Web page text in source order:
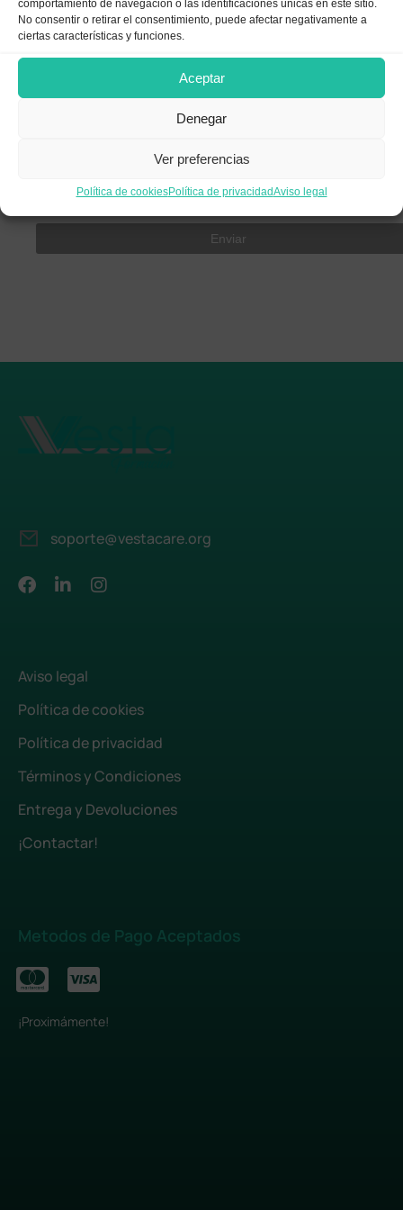
comportamiento de navegación o las identificaciones únicas en este sitio.
No consentir o retirar el consentimiento, puede afectar negativamente a
ciertas características y funciones.
Aceptar
Denegar
Ver preferencias
Política de cookiesPolítica de privacidadAviso legal
Guarda mi nombre, correo electrónico y web en este
navegador para la próxima vez que comente.
Enviar
soporte@vestacare.org
Aviso legal
Política de cookies
Política de privacidad
Términos y Condiciones
Entrega y Devoluciones
¡Contactar!
Metodos de Pago Aceptados
¡Proximámente!